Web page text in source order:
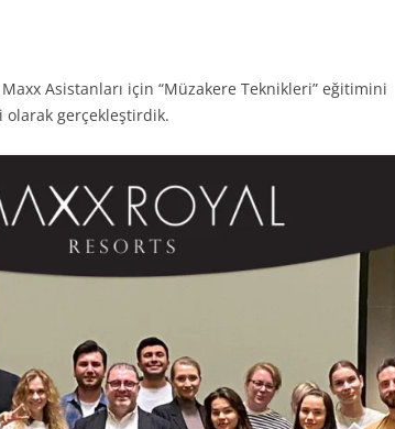
Asistanları için “Müzakere Teknikleri” eğitimini
gerçekleştirdik.